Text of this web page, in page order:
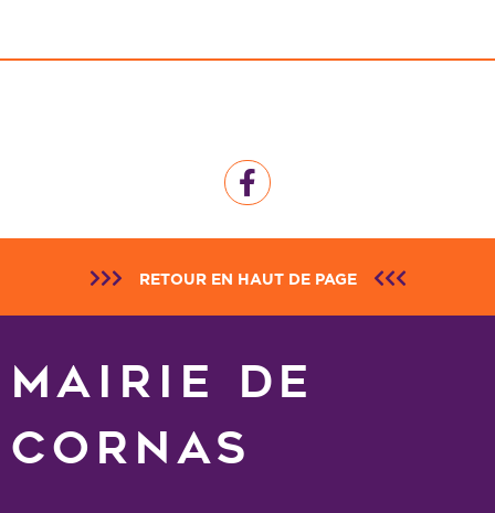
RETOUR EN HAUT DE PAGE
MAIRIE DE
CORNAS